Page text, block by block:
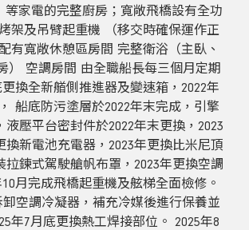
等家電的完整廚房；寬敞飛橋設有全功
架及吊臂起重機 （移交時確保運作正
有寬敞休憩區房間 完整衛浴（主臥、
） 空調房間 由全職船長每三個月定期
換全新艏側推進器及變速箱，2022年
船底防污塗層於2022年末完成，引擎
液壓平台密封件於2022年末更換，2023
換新電池充電器，2023年更換比米尼頂
拉鍊式駕駛艙帆布罩，2023年更換空調
月完成飛橋起重機及舷梯全面檢修。
卸空調冷凝器，補充冷媒後進行保養並
年7月底更換熱工焊接部位。 2025年8